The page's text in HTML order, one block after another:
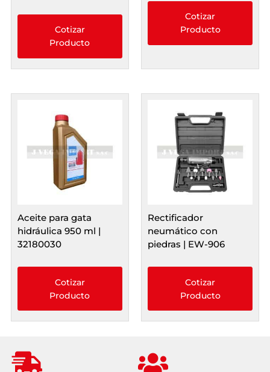
Cotizar
Producto
Cotizar
Producto
Aceite para gata
hidráulica 950 ml |
32180030
Cotizar
Producto
Rectificador
neumático con
piedras | EW-906
Cotizar
Producto